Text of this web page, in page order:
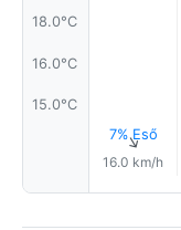
18.0°C
16.0°C
15.0°C
7% Eső
↑
16.0 km/h